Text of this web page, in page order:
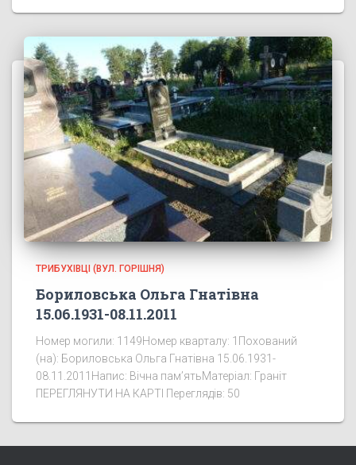
ТРИБУХІВЦІ (ВУЛ. ГОРІШНЯ)
Бориловська Ольга Гнатівна
15.06.1931-08.11.2011
Номер могили: 1149Номер кварталу: 1Похований
(на): Бориловська Ольга Гнатівна 15.06.1931-
08.11.2011Напис: Вічна пам’ятьМатеріал: Граніт
ПЕРЕГЛЯНУТИ НА КАРТІ Переглядів: 50